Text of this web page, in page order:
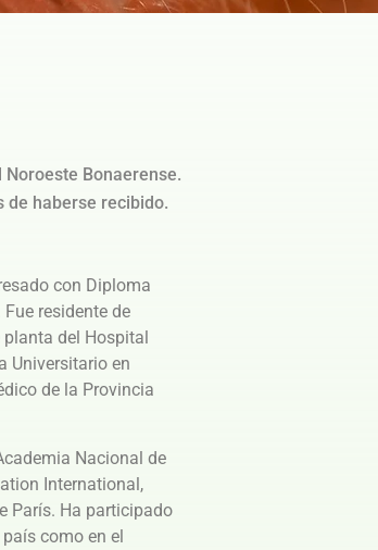
Bonaerense.
de haberse recibido.
con Diploma
residente de
del Hospital
Universitario en
de la Provincia
Nacional de
International,
París. Ha participado
como en el